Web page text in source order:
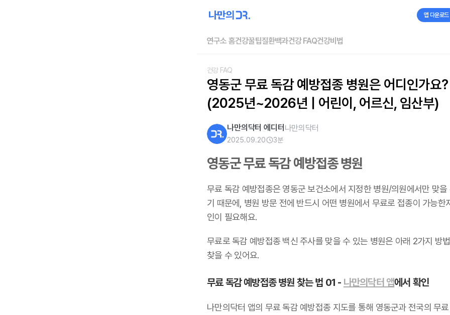
앱 다운로드
연구소 홈건강꿀팁질환백과건강 FAQ건강비법
건강 FAQ
영동군 무료 독감 예방접종 병원은 어디인가요?
(2025년~2026년 | 어린이, 어르신, 임산부)
나만의닥터 에디터 나만의닥터
2025.09.20 3분
영동군 무료 독감 예방접종 병원
무료 독감 예방접종은 영동군 보건소에서 지정한 병원/의원에서만 맞을
기 때문에, 병원 방문 전에 반드시 어떤 병원에서 무료로 접종이 가능한
인이 필요해요.
무료로 독감 예방접종 백신 주사를 맞을 수 있는 병원은 아래 2가지 방
찾을 수 있어요.
무료 독감 예방접종 병원 찾는 법 01 - 나만의닥터 앱에서 확인
나만의닥터 앱의 무료 독감 예방접종 지도를 통해 영동군과 전국의 무